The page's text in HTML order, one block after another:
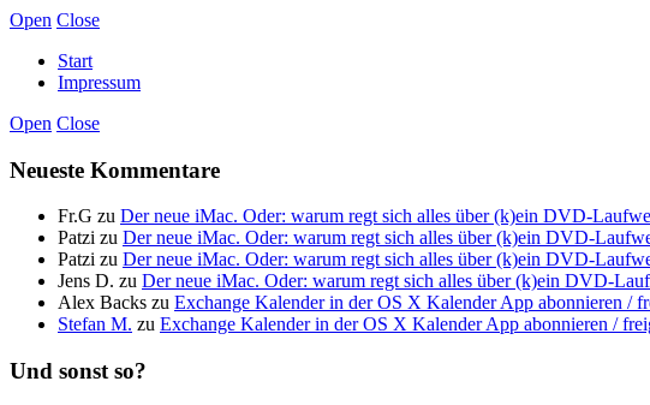
Open Close
Start
Impressum
Open Close
Neueste Kommentare
Fr.G zu Der neue iMac. Oder: warum regt sich alles über (k)ein DVD-
Patzi zu Der neue iMac. Oder: warum regt sich alles über (k)ein DVD-
Patzi zu Der neue iMac. Oder: warum regt sich alles über (k)ein DVD-
Jens D. zu Der neue iMac. Oder: warum regt sich alles über (k)ein DVD-
Alex Backs zu Exchange Kalender in der OS X Kalender App abonnieren /
Stefan M. zu Exchange Kalender in der OS X Kalender App abonnieren /
Und sonst so?